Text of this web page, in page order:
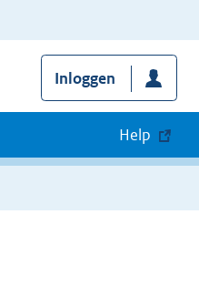
Inloggen
Help